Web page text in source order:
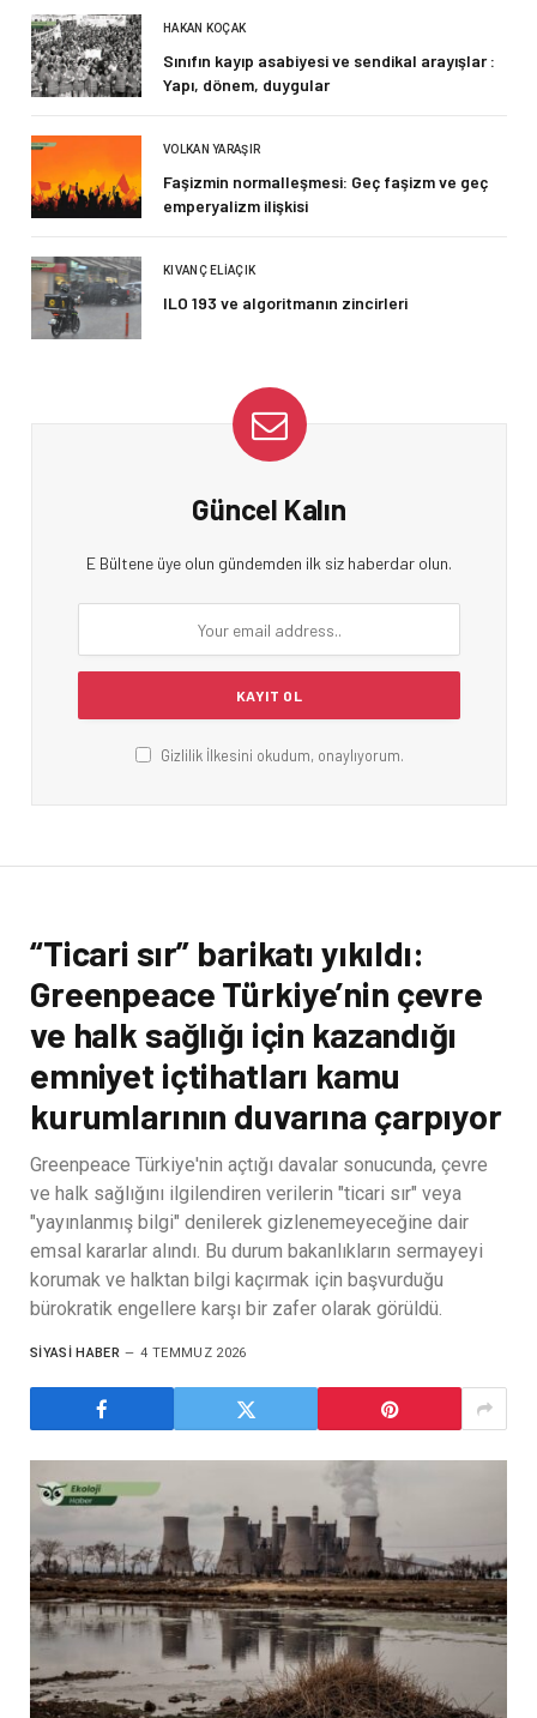
HAKAN KOÇAK
Sınıfın kayıp asabiyesi ve sendikal arayışlar :
Yapı, dönem, duygular
VOLKAN YARAŞIR
Faşizmin normalleşmesi: Geç faşizm ve geç
emperyalizm ilişkisi
KIVANÇ ELIAÇIK
ILO 193 ve algoritmanın zincirleri
Güncel Kalın
E Bültene üye olun gündemden ilk siz haberdar olun.
Gizlilik İlkesini okudum, onaylıyorum.
“Ticari sır” barikatı yıkıldı:
Greenpeace Türkiye’nin çevre
ve halk sağlığı için kazandığı
emniyet içtihatları kamu
kurumlarının duvarına çarpıyor
Greenpeace Türkiye'nin açtığı davalar sonucunda, çevre
ve halk sağlığını ilgilendiren verilerin "ticari sır" veya
"yayınlanmış bilgi" denilerek gizlenemeyeceğine dair
emsal kararlar alındı. Bu durum bakanlıkların sermayeyi
korumak ve halktan bilgi kaçırmak için başvurduğu
bürokratik engellere karşı bir zafer olarak görüldü.
SIYASI HABER 4 TEMMUZ 2026